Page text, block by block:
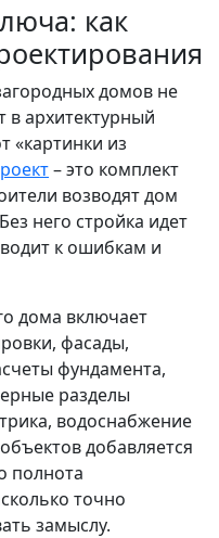
как
домов не
архитектурный
«картинки из
– это комплект
возводят дом
него стройка идет
к ошибкам и
дома включает
фасады,
фундамента,
разделы
водоснабжение
добавляется
полнота
точно
замыслу.